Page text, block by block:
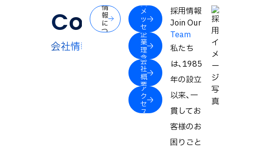
Company
会社情報
情
報
に
つ
長
メ
ッ
セ
ー
ジ
企
業
理
念
会
社
概
要
ア
ク
セ
ス
採用情報
Join Our
Team
私たち
は、1985
年の設立
以来、一
貫してお
客様のお
困りごと